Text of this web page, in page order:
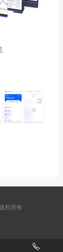
权所有